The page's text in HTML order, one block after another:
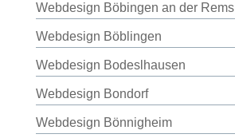
Webdesign Böbingen an der Rems
Webdesign Böblingen
Webdesign Bodeslhausen
Webdesign Bondorf
Webdesign Bönnigheim